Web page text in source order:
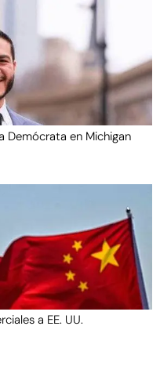
Demócrata en Michigan
a EE. UU.